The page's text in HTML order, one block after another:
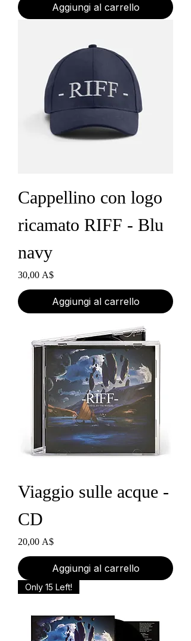
Aggiungi al carrello
Cappellino con logo
ricamato RIFF - Blu
navy
Prezzo
30,00 A$
Aggiungi al carrello
Viaggio sulle acque -
CD
Prezzo
20,00 A$
Aggiungi al carrello
Only 15 Left!